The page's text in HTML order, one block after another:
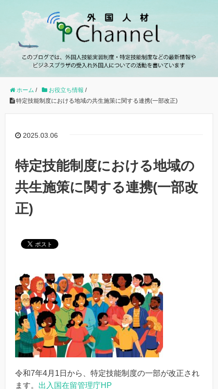
ホーム / お役立ち情報 /
特定技能制度における地域の共生施策に関する連携(一部改正)
2025.03.06
特定技能制度における地域の
共生施策に関する連携(一部改
正)
令和7年4月1日から、特定技能制度の一部が改正され
ます。 出入国在留管理庁HP